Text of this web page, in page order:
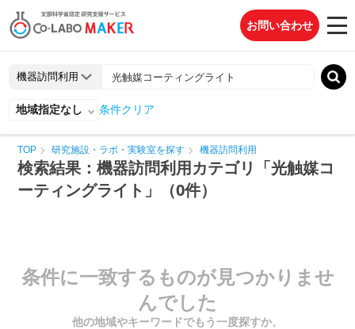
お問い合わせ
地域指定なし 条件クリア
TOP 研究施設・ラボ・実験室を探す 機器訪問利用
検索結果：機器訪問利用カテゴリ「光触媒コ
ーティングライト」（0件）
条件に一致するものが見つかりませ
んでした
他の地域やキーワードでもう一度探すか、